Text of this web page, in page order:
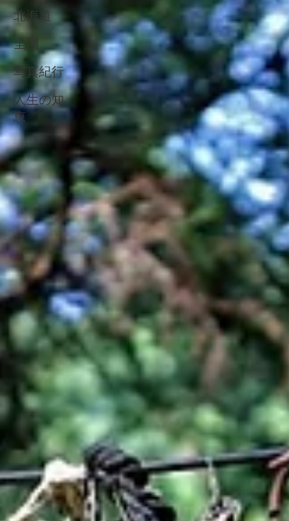
北海道
全国
写真紀行
人生の知
恵